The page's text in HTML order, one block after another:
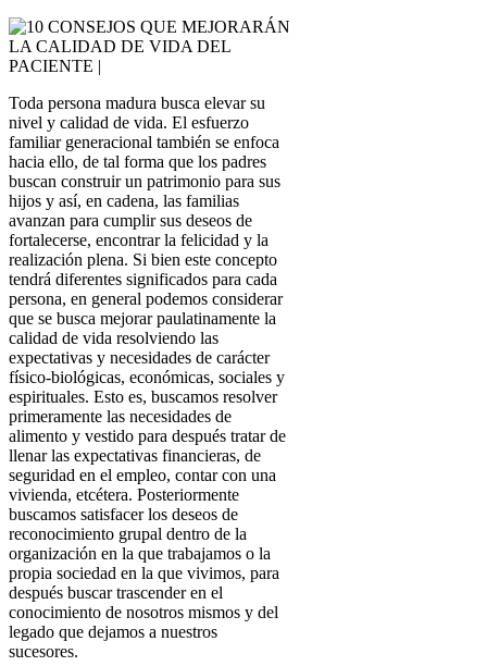
Toda persona madura busca elevar su
nivel y calidad de vida. El esfuerzo
familiar generacional también se enfoca
hacia ello, de tal forma que los padres
buscan construir un patrimonio para sus
hijos y así, en cadena, las familias
avanzan para cumplir sus deseos de
fortalecerse, encontrar la felicidad y la
realización plena. Si bien este concepto
tendrá diferentes significados para cada
persona, en general podemos considerar
que se busca mejorar paulatinamente la
calidad de vida resolviendo las
expectativas y necesidades de carácter
físico-biológicas, económicas, sociales y
espirituales. Esto es, buscamos resolver
primeramente las necesidades de
alimento y vestido para después tratar de
llenar las expectativas financieras, de
seguridad en el empleo, contar con una
vivienda, etcétera. Posteriormente
buscamos satisfacer los deseos de
reconocimiento grupal dentro de la
organización en la que trabajamos o la
propia sociedad en la que vivimos, para
después buscar trascender en el
conocimiento de nosotros mismos y del
legado que dejamos a nuestros
sucesores.